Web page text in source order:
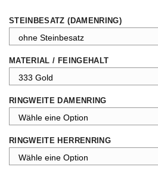
STEINBESATZ (DAMENRING)
MATERIAL / FEINGEHALT
RINGWEITE DAMENRING
RINGWEITE HERRENRING